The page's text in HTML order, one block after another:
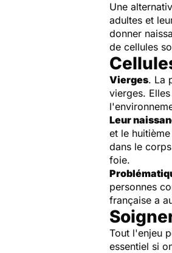
Une
adultes et
donner
de cellules
Vierges. La
vierges.
Leur
et le
dans le
foie.
personnes
française a
Tout l'enjeu
essentiel si